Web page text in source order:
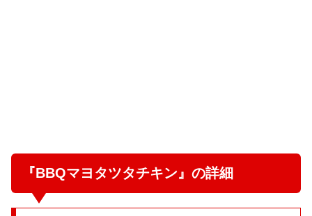
『BBQマヨタツタチキン』の詳細